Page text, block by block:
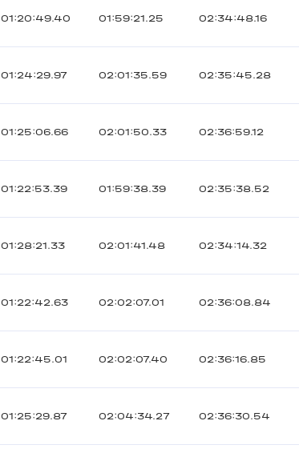
01:20:49.40 01:59:21.25 02:34:48.16
01:24:29.97 02:01:35.59 02:35:45.28
01:25:06.66 02:01:50.33 02:36:59.12
01:22:53.39 01:59:38.39 02:35:38.52
01:28:21.33 02:01:41.48 02:34:14.32
01:22:42.63 02:02:07.01 02:36:08.84
01:22:45.01 02:02:07.40 02:36:16.85
01:25:29.87 02:04:34.27 02:36:30.54